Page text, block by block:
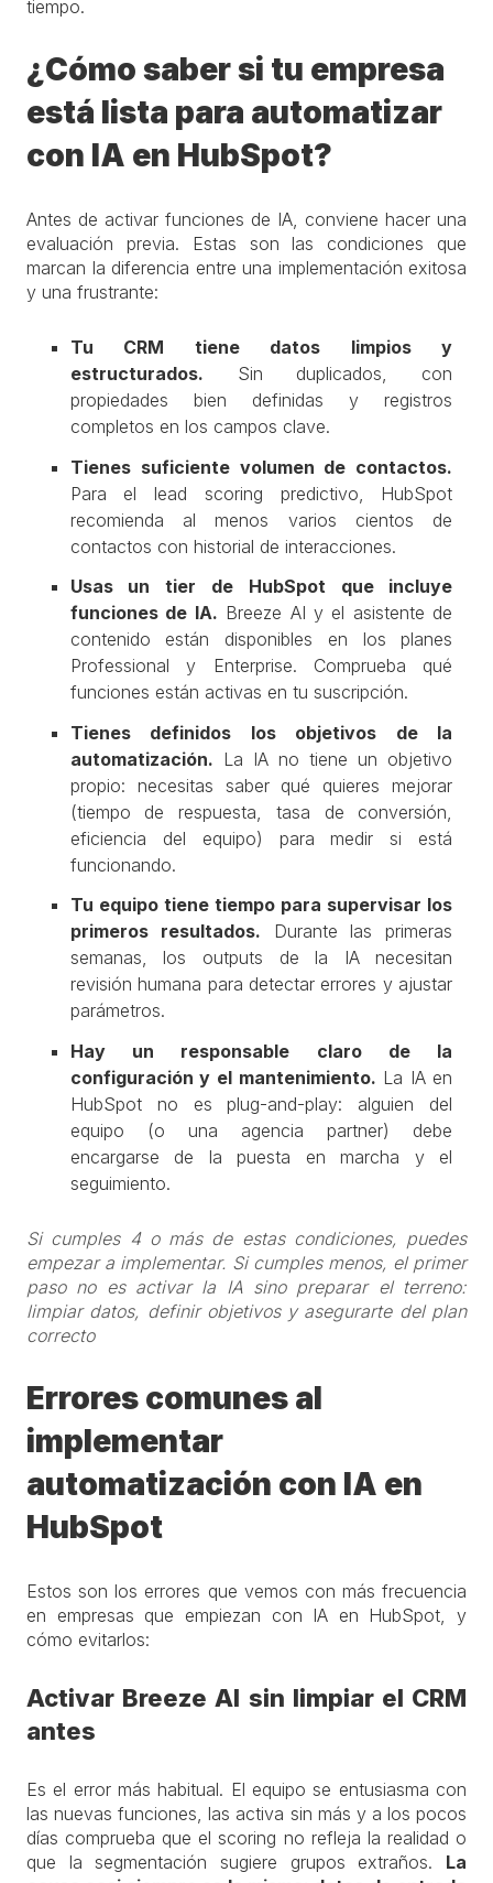
tiempo.
¿Cómo saber si tu empresa
está lista para automatizar
con IA en HubSpot?
Antes de activar funciones de IA, conviene hacer una
evaluación previa. Estas son las condiciones que
marcan la diferencia entre una implementación exitosa
y una frustrante:
Tu CRM tiene datos limpios y
estructurados.
Sin duplicados, con
propiedades bien definidas y registros
completos en los campos clave.
Tienes suficiente volumen de contactos.
Para el lead scoring predictivo, HubSpot
recomienda al menos varios cientos de
contactos con historial de interacciones.
Usas un tier de HubSpot que incluye
funciones de IA. Breeze AI y el asistente de
contenido están disponibles en los planes
Professional y Enterprise. Comprueba qué
funciones están activas en tu suscripción.
Tienes definidos los objetivos de la
automatización. La IA no tiene un objetivo
propio: necesitas saber qué quieres mejorar
(tiempo de respuesta, tasa de conversión,
eficiencia del equipo) para medir si está
funcionando.
Tu equipo tiene tiempo para supervisar los
primeros resultados.
Durante las primeras
semanas, los outputs de la IA necesitan
revisión humana para detectar errores y ajustar
parámetros.
Hay un responsable claro de la
configuración y el mantenimiento. La IA en
HubSpot no es plug-and-play: alguien del
equipo (o una agencia partner) debe
encargarse de la puesta en marcha y el
seguimiento.
Si cumples 4 o más de estas condiciones, puedes
empezar a implementar. Si cumples menos, el primer
paso no es activar la IA sino preparar el terreno:
limpiar datos, definir objetivos y asegurarte del plan
correcto
Errores comunes al
implementar
automatización con IA en
HubSpot
Estos son los errores que vemos con más frecuencia
en empresas que empiezan con IA en HubSpot, y
cómo evitarlos:
Activar Breeze AI sin limpiar el CRM
antes
Es el error más habitual. El equipo se entusiasma con
las nuevas funciones, las activa sin más y a los pocos
días comprueba que el scoring no refleja la realidad o
que la segmentación sugiere grupos extraños. La